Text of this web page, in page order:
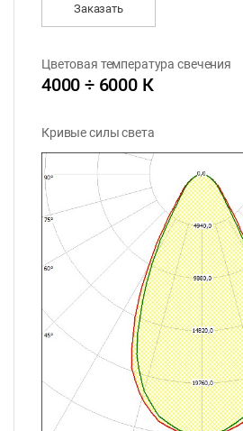
Заказать
Цветовая температура свечения
4000 ÷ 6000 К
Кривые силы света